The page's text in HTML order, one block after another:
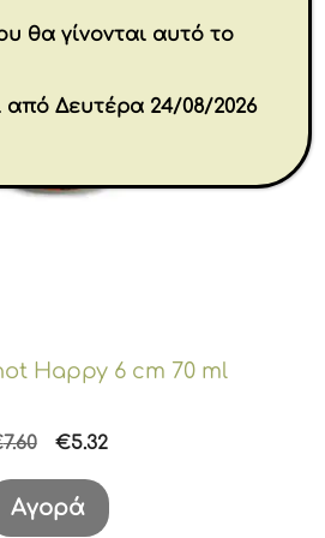
Happy 6 cm 70 ml
7.60
Original
was:
€7.60.
€5.32Η
τιμή
είναι:
Αγορά
θα γίνονται αυτό το
από Δευτέρα 24/08/2026